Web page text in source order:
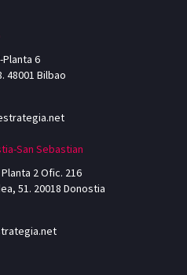
6
48001 Bilbao
San Sebastian
2 Ofic. 216
51. 20018 Donostia